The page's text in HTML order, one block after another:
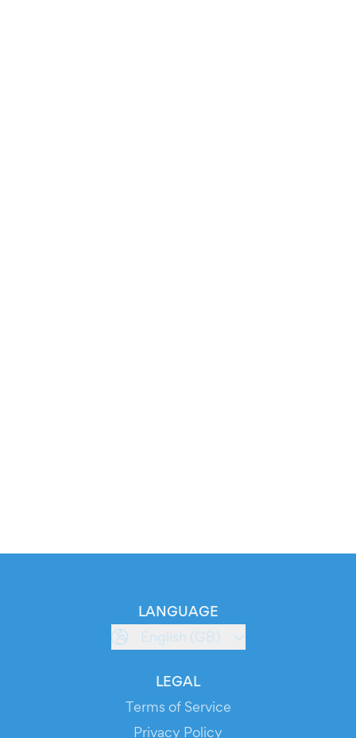
LANGUAGE
English (GB)
LEGAL
Terms of Service
Privacy Policy